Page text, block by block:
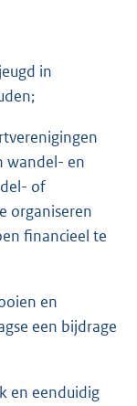
in
wandel- en
of
organiseren
financieel te
en
een bijdrage
en eenduidig